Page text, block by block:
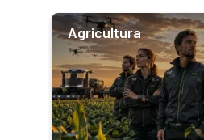
Agricultura